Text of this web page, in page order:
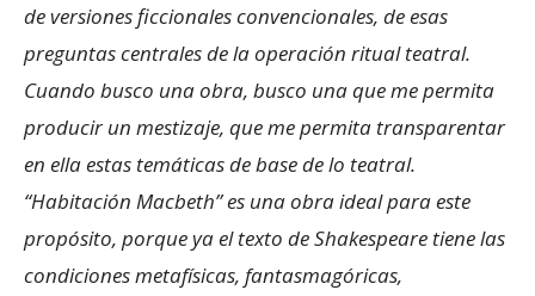
de versiones ficcionales convencionales, de esas
preguntas centrales de la operación ritual teatral.
Cuando busco una obra, busco una que me permita
producir un mestizaje, que me permita transparentar
en ella estas temáticas de base de lo teatral.
“Habitación Macbeth” es una obra ideal para este
propósito, porque ya el texto de Shakespeare tiene las
condiciones metafísicas, fantasmagóricas,